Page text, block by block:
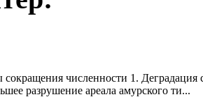
численности 1. Деградация
разрушение ареала амурского ти...